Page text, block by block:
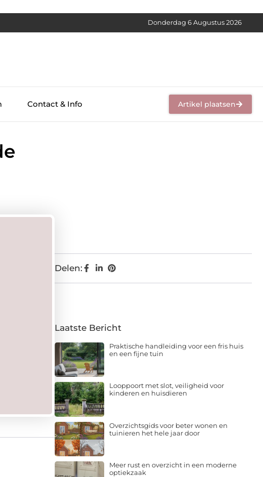
Delen:
Laatste Bericht
Praktische handleiding voor een fris huis
en een fijne tuin
Looppoort met slot, veiligheid voor
kinderen en huisdieren
Overzichtsgids voor beter wonen en
tuinieren het hele jaar door
Meer rust en overzicht in een moderne
optiekzaak